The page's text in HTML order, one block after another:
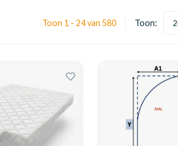
Toon 1 - 24 van 580 Toon: